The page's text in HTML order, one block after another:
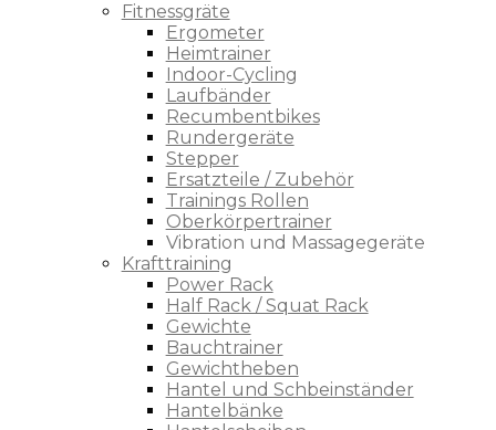
Fitnessgräte
Ergometer
Heimtrainer
Indoor-Cycling
Laufbänder
Recumbentbikes
Rundergeräte
Stepper
Ersatzteile / Zubehör
Trainings Rollen
Oberkörpertrainer
Vibration und Massagegeräte
Krafttraining
Power Rack
Half Rack / Squat Rack
Gewichte
Bauchtrainer
Gewichtheben
Hantel und Schbeinständer
Hantelbänke